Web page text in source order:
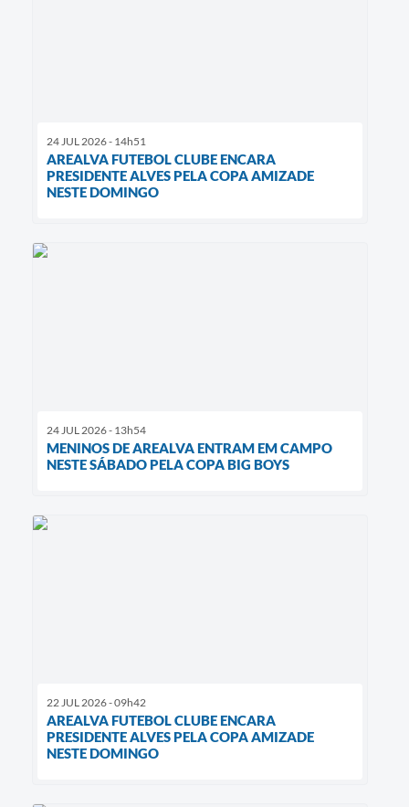
24 JUL 2026 - 14h51
AREALVA FUTEBOL CLUBE ENCARA
PRESIDENTE ALVES PELA COPA AMIZADE
NESTE DOMINGO
24 JUL 2026 - 13h54
MENINOS DE AREALVA ENTRAM EM CAMPO
NESTE SÁBADO PELA COPA BIG BOYS
22 JUL 2026 - 09h42
AREALVA FUTEBOL CLUBE ENCARA
PRESIDENTE ALVES PELA COPA AMIZADE
NESTE DOMINGO